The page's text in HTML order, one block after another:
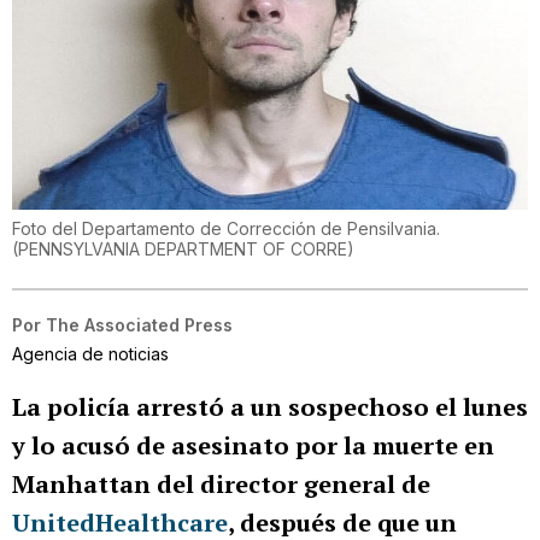
Foto del Departamento de Corrección de Pensilvania.
(PENNSYLVANIA DEPARTMENT OF CORRE)
Por The Associated Press
Agencia de noticias
La policía arrestó a un sospechoso el lunes
y lo acusó de asesinato por la muerte en
Manhattan del director general de
UnitedHealthcare, después de que un